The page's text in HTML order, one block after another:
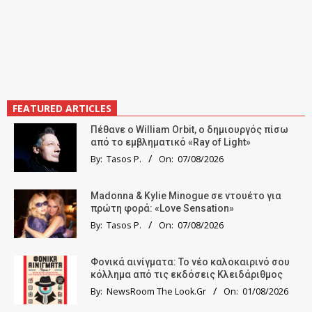
FEATURED ARTICLES
Πέθανε ο William Orbit, ο δημιουργός πίσω
από το εμβληματικό «Ray of Light»
By: Tasos P. On: 07/08/2026
Madonna & Kylie Minogue σε ντουέτο για
πρώτη φορά: «Love Sensation»
By: Tasos P. On: 07/08/2026
Φονικά αινίγματα: Το νέο καλοκαιρινό σου
κόλλημα από τις εκδόσεις Κλειδάριθμος
By: NewsRoom The Look.Gr On: 01/08/2026